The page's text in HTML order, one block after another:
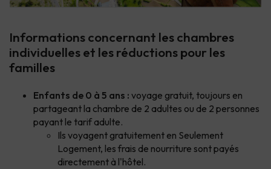
Informations concernant les chambres
individuelles et les réductions pour les
familles
Enfants de 0 à 5 ans : voyage gratuit, toujours en
partageant la chambre de 2 adultes ou de 2 personnes
payant le tarif adulte.
Ils voyagent gratuitement en Seulement
Logement, les frais de nourriture sont payés
directement à l'hôtel.